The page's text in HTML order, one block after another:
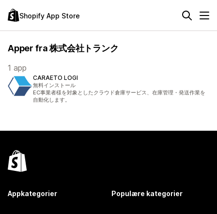
Shopify App Store
Apper fra 株式会社トランク
1 app
CARAETO LOGI
無料インストール
EC事業者様を対象としたクラウド倉庫サービス、在庫管理・発送作業を
自動化します。
Appkategorier Populære kategorier